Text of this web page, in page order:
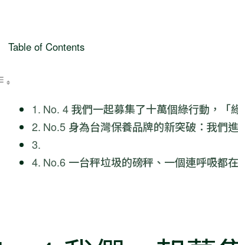
Table of Contents
No. 4 我們一起募集了十萬個綠行動，「
No.5 身為台灣保養品牌的新突破：我們
No.6 一台秤垃圾的磅秤、一個連呼吸都